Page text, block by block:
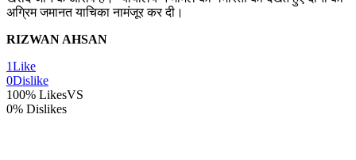
अग्रिम जमानत याचिका नामंजूर कर दी।
RIZWAN AHSAN
1Like
0Dislike
100% LikesVS
0% Dislikes